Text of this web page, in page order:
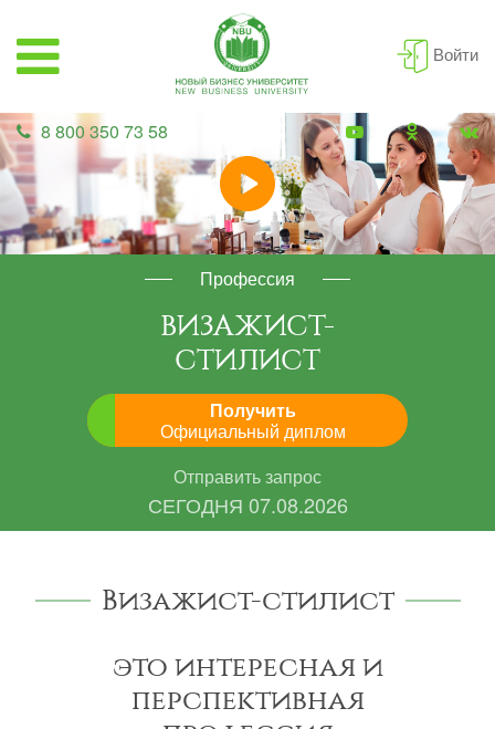
Войти
8 800 350 73 58
Профессия
ВИЗАЖИСТ-
СТИЛИСТ
Получить
Официальный диплом
Отправить запрос
СЕГОДНЯ 07.08.2026
Визажист-стилист
это интересная и
перспективная